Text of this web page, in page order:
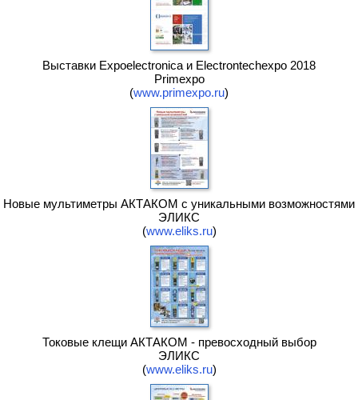
Выставки Expoelectronica и Electrontechexpo 2018
Primexpo
(www.primexpo.ru)
Новые мультиметры АКТАКОМ с уникальными возможностями
ЭЛИКС
(www.eliks.ru)
Токовые клещи АКТАКОМ - превосходный выбор
ЭЛИКС
(www.eliks.ru)